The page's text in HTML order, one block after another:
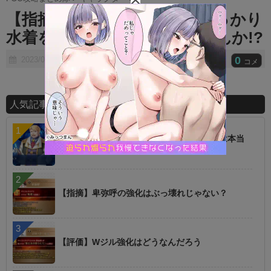
t
e
【指摘】皆さんは男性鯖もしっかり
水着を着て欲しいと思いませんか!?
2023/01/04 0 コメ
人気記事ランキング
【話題】低レアを育てた方が強いというのは本当
に罠
【指摘】卑弥呼の強化はぶっ壊れじゃない？
【評価】Wジル強化はどうなんだろう